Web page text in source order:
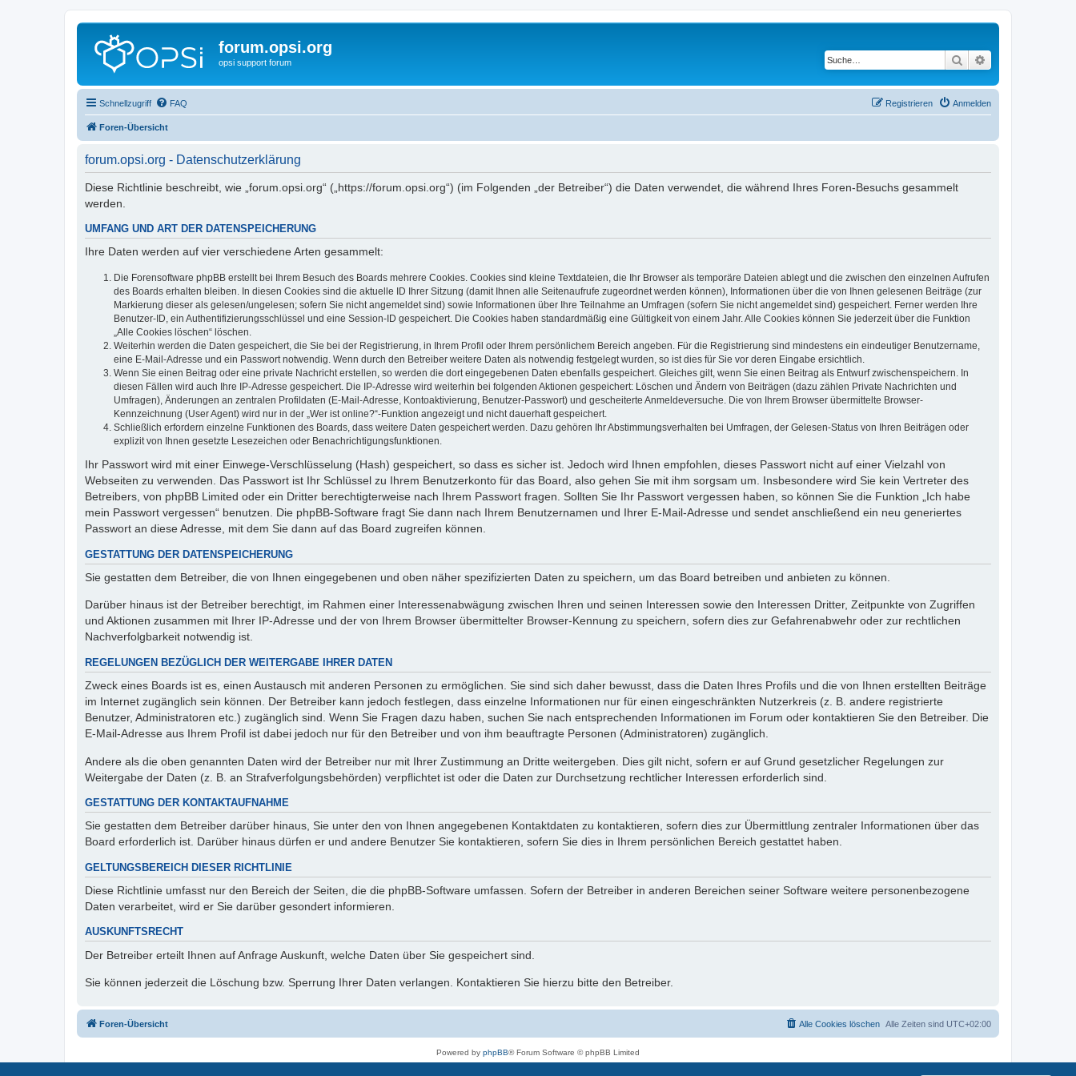
forum.opsi.org
opsi support forum Suche
Schnellzugriff FAQ Anmelden
Registrieren
Foren-Übersicht
forum.opsi.org - Datenschutzerklärung
Diese Richtlinie beschreibt, wie „forum.opsi.org“ („https://forum.opsi.org“) (im Folgenden „der Betreiber“) die Daten verwendet, die während Ihres Foren-Besuchs gesammelt
werden.
UMFANG UND ART DER DATENSPEICHERUNG
Ihre Daten werden auf vier verschiedene Arten gesammelt:
Die Forensoftware phpBB erstellt bei Ihrem Besuch des Boards mehrere Cookies. Cookies sind kleine Textdateien, die Ihr Browser als temporäre Dateien ablegt und die zwischen den einzelnen Aufrufen
des Boards erhalten bleiben. In diesen Cookies sind die aktuelle ID Ihrer Sitzung (damit Ihnen alle Seitenaufrufe zugeordnet werden können), Informationen über die von Ihnen gelesenen Beiträge (zur
Markierung dieser als gelesen/ungelesen; sofern Sie nicht angemeldet sind) sowie Informationen über Ihre Teilnahme an Umfragen (sofern Sie nicht angemeldet sind) gespeichert. Ferner werden Ihre
Benutzer-ID, ein Authentifizierungsschlüssel und eine Session-ID gespeichert. Die Cookies haben standardmäßig eine Gültigkeit von einem Jahr. Alle Cookies können Sie jederzeit über die Funktion
„Alle Cookies löschen“ löschen.
Weiterhin werden die Daten gespeichert, die Sie bei der Registrierung, in Ihrem Profil oder Ihrem persönlichem Bereich angeben. Für die Registrierung sind mindestens ein eindeutiger Benutzername,
eine E-Mail-Adresse und ein Passwort notwendig. Wenn durch den Betreiber weitere Daten als notwendig festgelegt wurden, so ist dies für Sie vor deren Eingabe ersichtlich.
Wenn Sie einen Beitrag oder eine private Nachricht erstellen, so werden die dort eingegebenen Daten ebenfalls gespeichert. Gleiches gilt, wenn Sie einen Beitrag als Entwurf zwischenspeichern. In
diesen Fällen wird auch Ihre IP-Adresse gespeichert. Die IP-Adresse wird weiterhin bei folgenden Aktionen gespeichert: Löschen und Ändern von Beiträgen (dazu zählen Private Nachrichten und
Umfragen), Änderungen an zentralen Profildaten (E-Mail-Adresse, Kontoaktivierung, Benutzer-Passwort) und gescheiterte Anmeldeversuche. Die von Ihrem Browser übermittelte Browser-
Kennzeichnung (User Agent) wird nur in der „Wer ist online?“-Funktion angezeigt und nicht dauerhaft gespeichert.
Schließlich erfordern einzelne Funktionen des Boards, dass weitere Daten gespeichert werden. Dazu gehören Ihr Abstimmungsverhalten bei Umfragen, der Gelesen-Status von Ihren Beiträgen oder
explizit von Ihnen gesetzte Lesezeichen oder Benachrichtigungsfunktionen.
Ihr Passwort wird mit einer Einwege-Verschlüsselung (Hash) gespeichert, so dass es sicher ist. Jedoch wird Ihnen empfohlen, dieses Passwort nicht auf einer Vielzahl von
Webseiten zu verwenden. Das Passwort ist Ihr Schlüssel zu Ihrem Benutzerkonto für das Board, also gehen Sie mit ihm sorgsam um. Insbesondere wird Sie kein Vertreter des
Betreibers, von phpBB Limited oder ein Dritter berechtigterweise nach Ihrem Passwort fragen. Sollten Sie Ihr Passwort vergessen haben, so können Sie die Funktion „Ich habe
mein Passwort vergessen“ benutzen. Die phpBB-Software fragt Sie dann nach Ihrem Benutzernamen und Ihrer E-Mail-Adresse und sendet anschließend ein neu generiertes
Passwort an diese Adresse, mit dem Sie dann auf das Board zugreifen können.
GESTATTUNG DER DATENSPEICHERUNG
Sie gestatten dem Betreiber, die von Ihnen eingegebenen und oben näher spezifizierten Daten zu speichern, um das Board betreiben und anbieten zu können.
Darüber hinaus ist der Betreiber berechtigt, im Rahmen einer Interessenabwägung zwischen Ihren und seinen Interessen sowie den Interessen Dritter, Zeitpunkte von Zugriffen
und Aktionen zusammen mit Ihrer IP-Adresse und der von Ihrem Browser übermittelter Browser-Kennung zu speichern, sofern dies zur Gefahrenabwehr oder zur rechtlichen
Nachverfolgbarkeit notwendig ist.
REGELUNGEN BEZÜGLICH DER WEITERGABE IHRER DATEN
Zweck eines Boards ist es, einen Austausch mit anderen Personen zu ermöglichen. Sie sind sich daher bewusst, dass die Daten Ihres Profils und die von Ihnen erstellten Beiträge
im Internet zugänglich sein können. Der Betreiber kann jedoch festlegen, dass einzelne Informationen nur für einen eingeschränkten Nutzerkreis (z. B. andere registrierte
Benutzer, Administratoren etc.) zugänglich sind. Wenn Sie Fragen dazu haben, suchen Sie nach entsprechenden Informationen im Forum oder kontaktieren Sie den Betreiber. Die
E-Mail-Adresse aus Ihrem Profil ist dabei jedoch nur für den Betreiber und von ihm beauftragte Personen (Administratoren) zugänglich.
Andere als die oben genannten Daten wird der Betreiber nur mit Ihrer Zustimmung an Dritte weitergeben. Dies gilt nicht, sofern er auf Grund gesetzlicher Regelungen zur
Weitergabe der Daten (z. B. an Strafverfolgungsbehörden) verpflichtet ist oder die Daten zur Durchsetzung rechtlicher Interessen erforderlich sind.
GESTATTUNG DER KONTAKTAUFNAHME
Sie gestatten dem Betreiber darüber hinaus, Sie unter den von Ihnen angegebenen Kontaktdaten zu kontaktieren, sofern dies zur Übermittlung zentraler Informationen über das
Board erforderlich ist. Darüber hinaus dürfen er und andere Benutzer Sie kontaktieren, sofern Sie dies in Ihrem persönlichen Bereich gestattet haben.
GELTUNGSBEREICH DIESER RICHTLINIE
Diese Richtlinie umfasst nur den Bereich der Seiten, die die phpBB-Software umfassen. Sofern der Betreiber in anderen Bereichen seiner Software weitere personenbezogene
Daten verarbeitet, wird er Sie darüber gesondert informieren.
AUSKUNFTSRECHT
Der Betreiber erteilt Ihnen auf Anfrage Auskunft, welche Daten über Sie gespeichert sind.
Sie können jederzeit die Löschung bzw. Sperrung Ihrer Daten verlangen. Kontaktieren Sie hierzu bitte den Betreiber.
Foren-Übersicht Alle Zeiten sind UTC+02:00
Alle Cookies löschen
Powered by phpBB® Forum Software © phpBB Limited